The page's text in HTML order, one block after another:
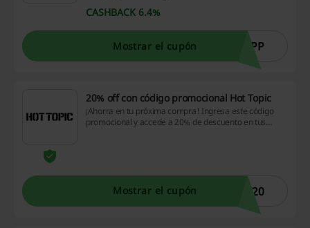
¡Aprovecha!
CASHBACK 6.4%
Mostrar el cupón APP
20% off con código promocional Hot Topic
¡Ahorra en tu próxima compra! Ingresa este código
promocional y accede a 20% de descuento en tus
Mostrar el cupón T20